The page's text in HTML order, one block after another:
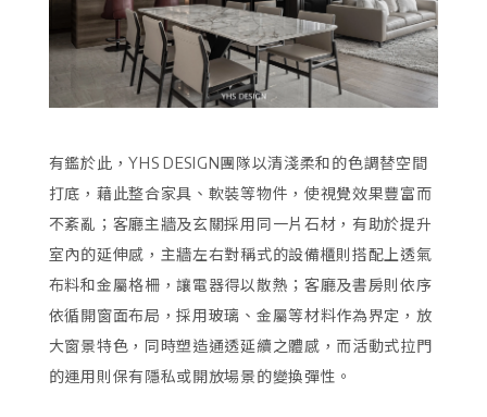
有鑑於此，YHS DESIGN團隊以清淺柔和的色調替空間
打底，藉此整合家具、軟裝等物件，使視覺效果豐富而
不紊亂；客廳主牆及玄關採用同一片石材，有助於提升
室內的延伸感，主牆左右對稱式的設備櫃則搭配上透氣
布料和金屬格柵，讓電器得以散熱；客廳及書房則依序
依循開窗面布局，採用玻璃、金屬等材料作為界定，放
大窗景特色，同時塑造通透延續之體感，而活動式拉門
的運用則保有隱私或開放場景的變換彈性。